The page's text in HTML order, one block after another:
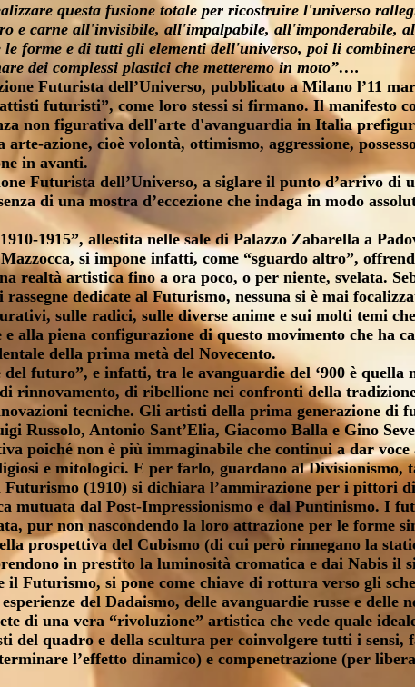
questa fusione totale per ricostruire l'universo
e carne all'invisibile, all'impalpabile, all'imponderabile,
forme e di tutti gli elementi dell'universo, poi li
dei complessi plastici che metteremo in moto”….
Futurista dell’Universo, pubblicato a Milano l’11
futuristi”, come loro stessi si firmano. Il manifesto
non figurativa dell'arte d'avanguardia in Italia
azione, cioè volontà, ottimismo, aggressione,
in avanti.
Futurista dell’Universo, a siglare il punto d’arrivo di
di una mostra d’eccezione che indaga in modo
1915”, allestita nelle sale di Palazzo Zabarella a
si impone infatti, come “sguardo altro”,
realtà artistica fino a ora poco, o per niente, svelata.
rassegne dedicate al Futurismo, nessuna si è mai
sulle radici, sulle diverse anime e sui molti temi
alla piena configurazione di questo movimento che ha
della prima metà del Novecento.
futuro”, e infatti, tra le avanguardie del ‘900 è quella
rinnovamento, di ribellione nei confronti della
tecniche. Gli artisti della prima generazione di
Russolo, Antonio Sant’Elia, Giacomo Balla e Gino
poiché non è più immaginabile che continui a dar voce
e mitologici. E per farlo, guardano al Divisionismo,
(1910) si dichiara l’ammirazione per i pittori
mutuata dal Post-Impressionismo e dal Puntinismo. I
pur non nascondendo la loro attrazione per le forme
prospettiva del Cubismo (di cui però rinnegano la
in prestito la luminosità cromatica e dai Nabis il
Futurismo, si pone come chiave di rottura verso gli
del Dadaismo, delle avanguardie russe e delle
di una vera “rivoluzione” artistica che vede quale
del quadro e della scultura per coinvolgere tutti i sensi,
l’effetto dinamico) e compenetrazione (per